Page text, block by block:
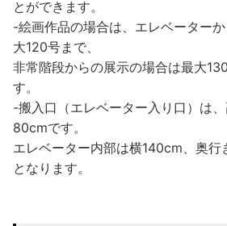
とができます。
-絵画作品の場合は、エレベーター
大120号まで、
非常階段からの展示の場合は最大
す。
-搬入口（エレベーター入り口）は
80cmです。
エレベーター内部は横140cm、奥行
となります。